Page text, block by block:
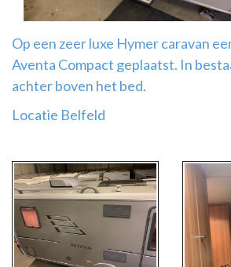
Op een zeer luxe Hymer caravan
Aventa Compact geplaatst. In
achter boven het bed.
Locatie Belfeld